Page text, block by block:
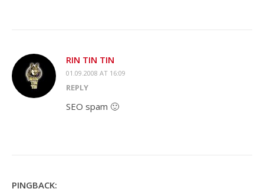
RIN TIN TIN
01.09.2008 AT 16:09
REPLY
SEO spam 🙂
PINGBACK: